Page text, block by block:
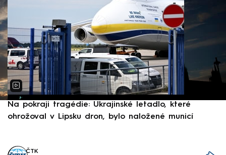
Na pokraji tragédie: Ukrajinské letadlo, které
ohrožoval v Lipsku dron, bylo naložené municí
ČTK